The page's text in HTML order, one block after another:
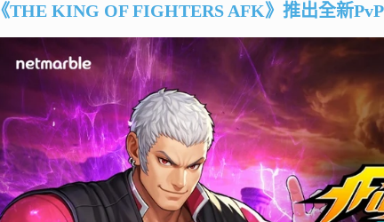
《THE KING OF FIGHTERS AFK》推出全新